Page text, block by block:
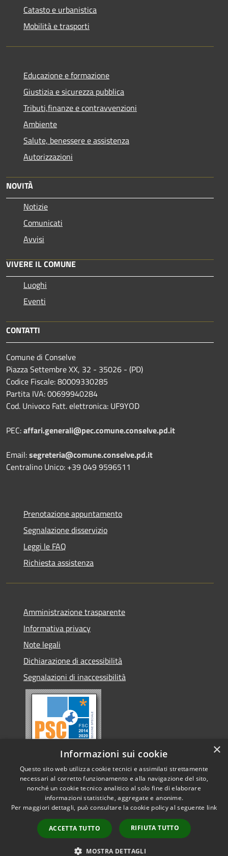
Catasto e urbanistica
Mobilità e trasporti
Educazione e formazione
Giustizia e sicurezza pubblica
Tributi,finanze e contravvenzioni
Ambiente
Salute, benessere e assistenza
Autorizzazioni
NOVITÀ
Notizie
Comunicati
Avvisi
VIVERE IL COMUNE
Luoghi
Eventi
CONTATTI
Comune di Conselve
Piazza Settembre XX, 32 - 35026 - (PD)
Codice Fiscale: 80009330285
Partita IVA: 00699940284
Cod. Univoco Fatt. elettronica: UF9YOD
PEC:affari.generali@pec.comune.conselve.pd.it
Email:segreteria@comune.conselve.pd.it
Centralino Unico: +39 049 9596511
Prenotazione appuntamento
Segnalazione disservizio
Leggi le FAQ
Richiesta assistenza
Amministrazione trasparente
Informativa privacy
Note legali
Dichiarazione di accessibilità
Segnalazioni di inaccessibilità
Accessibilità
Copyright © 2026 • Comune di
Conselve • Powered by
Municipium•
Accesso
redazione
×
Informazioni sui cookie
Questo sito web utilizza cookie tecnici e assimilati strettamente
necessari al corretto funzionamento e alla navigazione del sito,
nonché un cookie tecnico analitico al solo fine di elaborare
informazioni statistiche, aggregate e anonime.
Per maggiori dettagli, può consultare la cookie policy al seguente link
ACCETTA TUTTO RIFIUTA TUTTO
MOSTRA DETTAGLI